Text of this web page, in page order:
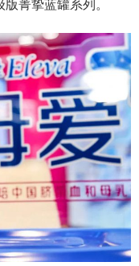
菁挚蓝罐系列。